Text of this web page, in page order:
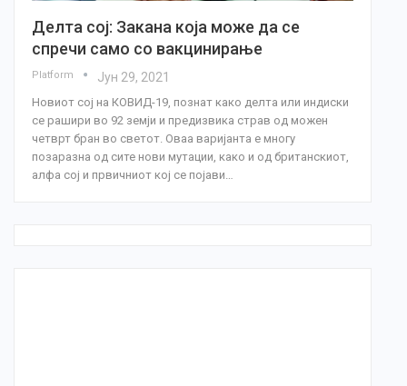
Делта сој: Закана која може да се
спречи само со вакцинирање
Platform Јун 29, 2021
Новиот сој на КОВИД-19, познат како делта или индиски
се рашири во 92 земји и предизвика страв од можен
четврт бран во светот. Оваа варијанта е многу
позаразна од сите нови мутации, како и од британскиот,
алфа сој и првичниот кој се појави…